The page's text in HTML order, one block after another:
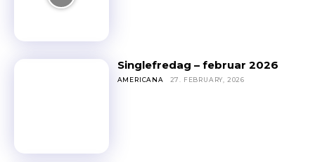
Singlefredag – februar 2026
AMERICANA 27. FEBRUARY, 2026